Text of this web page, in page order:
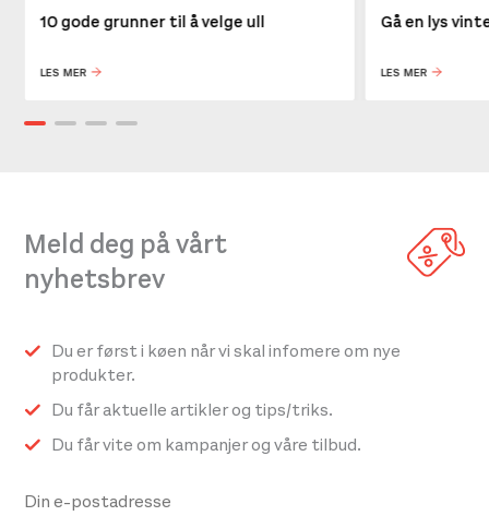
10 gode grunner til å velge ull
LES MER
Gå en lys
LES MER
Meld deg på vårt
nyhetsbrev
Du er først i køen når vi skal infomere om nye
produkter.
Du får aktuelle artikler og tips/triks.
Du får vite om kampanjer og våre tilbud.